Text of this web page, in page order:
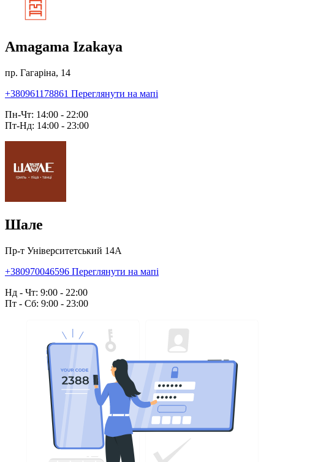
Amagama Izakaya
пр. Гагаріна, 14
+380961178861 Переглянути на мапі
Пн-Чт: 14:00 - 22:00
Пт-Нд: 14:00 - 23:00
Шале
Пр-т Університетський 14А
+380970046596 Переглянути на мапі
Нд - Чт: 9:00 - 22:00
Пт - Сб: 9:00 - 23:00